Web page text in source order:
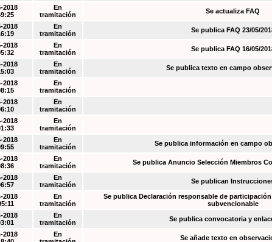
2018
En
tramitación
Se actualiza FAQ
2018
En
tramitación
Se publica FAQ 23/05/
2018
En
tramitación
Se publica FAQ 16/05/
2018
En
tramitación
Se publica texto en campo
2018
En
tramitación
2018
En
tramitación
2018
En
tramitación
2018
En
tramitación
Se publica información en campo
2018
En
tramitación
Se publica Anuncio Selección Miembros
2018
En
tramitación
Se publican
2018
En
tramitación
Se publica Declaración responsable de
subvencionable
2018
En
tramitación
Se publica convocatoria y
2018
En
Se añade texto en